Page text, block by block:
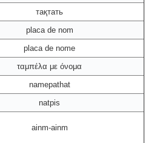
тақтать
placa de nom
placa de nome
ταμπέλα με όνομα
namepathat
natpis
ainm-ainm